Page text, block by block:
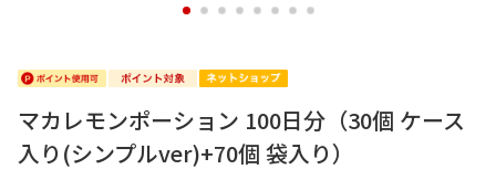
1 2 3 4 5 6 7 8
マカレモンポーション 100日分（30個 ケース
入り(シンプルver)+70個 袋入り）